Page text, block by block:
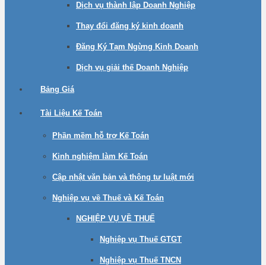
Dịch vụ thành lập Doanh Nghiệp
Thay đổi đăng ký kinh doanh
Đăng Ký Tạm Ngừng Kinh Doanh
Dịch vụ giải thế Doanh Nghiệp
Bảng Giá
Tài Liệu Kế Toán
Phần mềm hỗ trợ Kế Toán
Kinh nghiệm làm Kế Toán
Cập nhật văn bản và thông tư luật mới
Nghiệp vụ về Thuế và Kế Toán
NGHIỆP VỤ VỀ THUẾ
Nghiệp vụ Thuế GTGT
Nghiệp vụ Thuế TNCN